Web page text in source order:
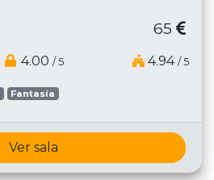
65
4.00 / 5 4.94 / 5
Fantasía
Ver sala